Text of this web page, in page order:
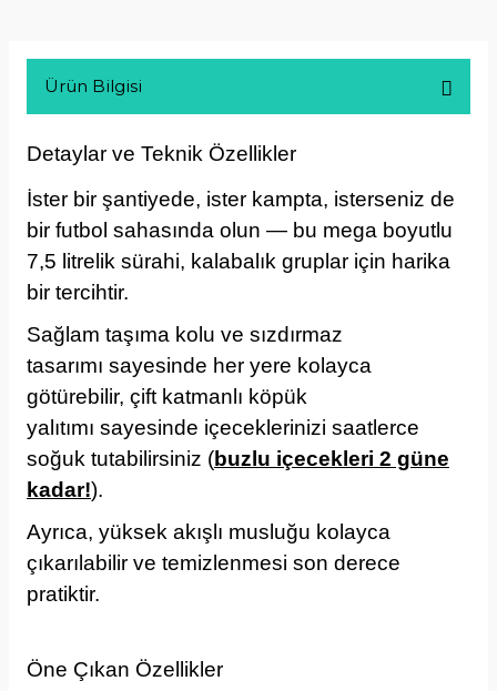
Ürün Bilgisi
Detaylar ve Teknik Özellikler
İster bir şantiyede, ister kampta, isterseniz de
bir futbol sahasında olun — bu mega boyutlu
7,5 litrelik sürahi, kalabalık gruplar için harika
bir tercihtir.
Sağlam taşıma kolu ve sızdırmaz
tasarımı sayesinde her yere kolayca
götürebilir, çift katmanlı köpük
yalıtımı sayesinde içeceklerinizi saatlerce
soğuk tutabilirsiniz (buzlu içecekleri 2 güne
kadar!).
Ayrıca, yüksek akışlı musluğu kolayca
çıkarılabilir ve temizlenmesi son derece
pratiktir.
Öne Çıkan Özellikler